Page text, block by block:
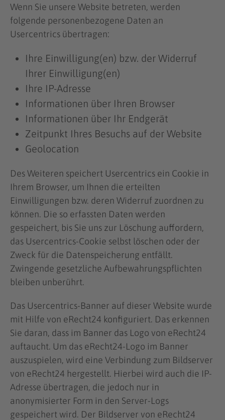
Wenn Sie unsere Website betreten, werden
folgende personenbezogene Daten an
Usercentrics übertragen:
Ihre Einwilligung(en) bzw. der Widerruf
Ihrer Einwilligung(en)
Ihre IP-Adresse
Informationen über Ihren Browser
Informationen über Ihr Endgerät
Zeitpunkt Ihres Besuchs auf der Website
Geolocation
Des Weiteren speichert Usercentrics ein Cookie in
Ihrem Browser, um Ihnen die erteilten
Einwilligungen bzw. deren Widerruf zuordnen zu
können. Die so erfassten Daten werden
gespeichert, bis Sie uns zur Löschung auffordern,
das Usercentrics-Cookie selbst löschen oder der
Zweck für die Datenspeicherung entfällt.
Zwingende gesetzliche Aufbewahrungspflichten
bleiben unberührt.
Das Usercentrics-Banner auf dieser Website wurde
mit Hilfe von eRecht24 konfiguriert. Das erkennen
Sie daran, dass im Banner das Logo von eRecht24
auftaucht. Um das eRecht24-Logo im Banner
auszuspielen, wird eine Verbindung zum Bildserver
von eRecht24 hergestellt. Hierbei wird auch die IP-
Adresse übertragen, die jedoch nur in
anonymisierter Form in den Server-Logs
gespeichert wird. Der Bildserver von eRecht24